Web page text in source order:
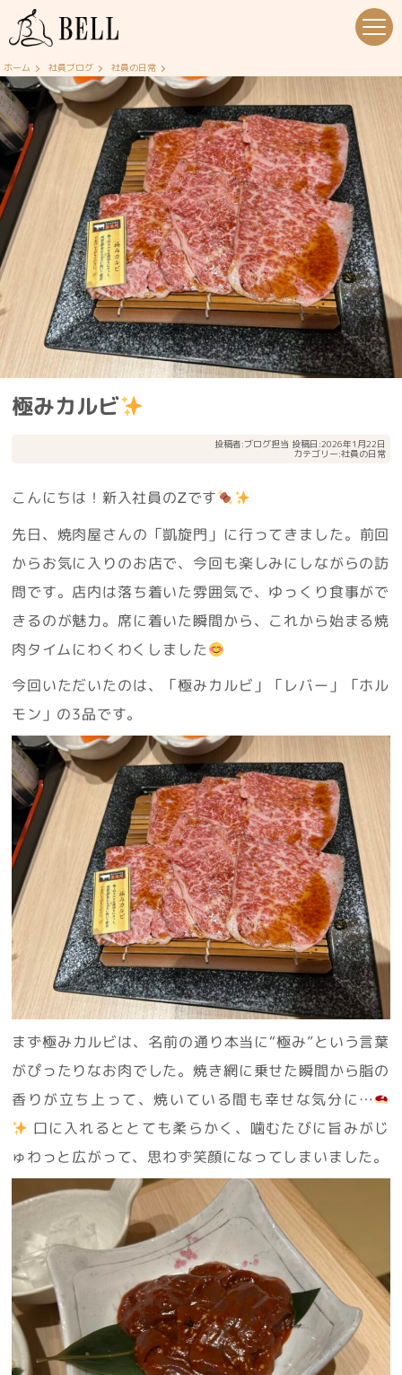
ホーム 社員ブログ 社員の日常
極みカルビ
投稿者:ブログ担当 投稿日:2026年1月22日
カテゴリー:社員の日常
こんにちは！新入社員のᏃです
先日、焼肉屋さんの「凱旋門」に行ってきました。前回
からお気に入りのお店で、今回も楽しみにしながらの訪
問です。店内は落ち着いた雰囲気で、ゆっくり食事がで
きるのが魅力。席に着いた瞬間から、これから始まる焼
肉タイムにわくわくしました
今回いただいたのは、「極みカルビ」「レバー」「ホル
モン」の3品です。
まず極みカルビは、名前の通り本当に“極み”という言葉
がぴったりなお肉でした。焼き網に乗せた瞬間から脂の
香りが立ち上って、焼いている間も幸せな気分に…
口に入れるととても柔らかく、噛むたびに旨みがじ
ゅわっと広がって、思わず笑顔になってしまいました。